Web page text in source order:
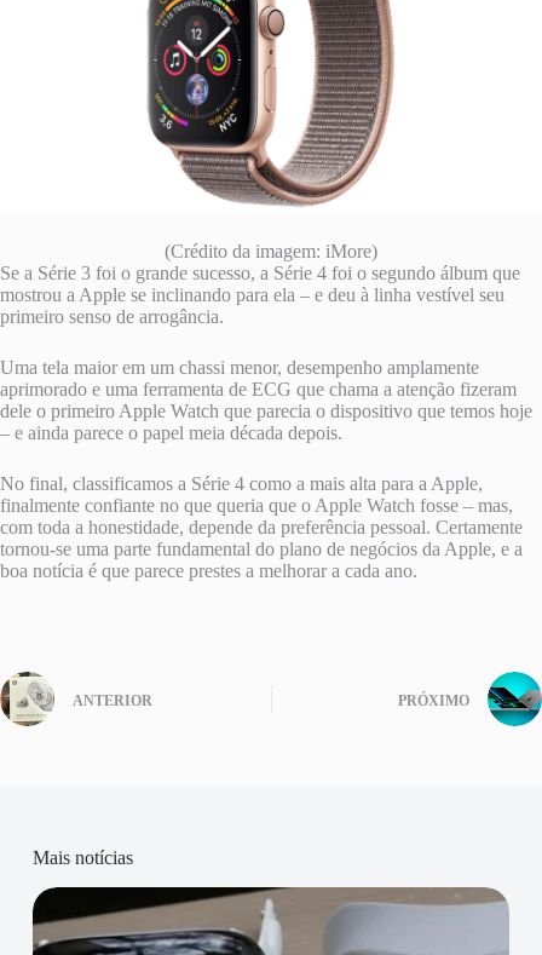
(Crédito da imagem: iMore)
Se a Série 3 foi o grande sucesso, a Série 4 foi o segundo álbum que
mostrou a Apple se inclinando para ela – e deu à linha vestível seu
primeiro senso de arrogância.
Uma tela maior em um chassi menor, desempenho amplamente
aprimorado e uma ferramenta de ECG que chama a atenção fizeram
dele o primeiro Apple Watch que parecia o dispositivo que temos hoje
– e ainda parece o papel meia década depois.
No final, classificamos a Série 4 como a mais alta para a Apple,
finalmente confiante no que queria que o Apple Watch fosse – mas,
com toda a honestidade, depende da preferência pessoal. Certamente
tornou-se uma parte fundamental do plano de negócios da Apple, e a
boa notícia é que parece prestes a melhorar a cada ano.
ANTERIOR PRÓXIMO
Mais notícias